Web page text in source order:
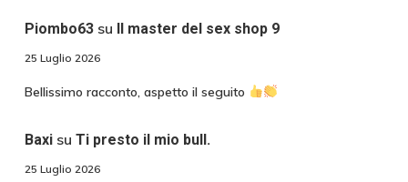
Piombo63su Il master del sex shop 9
25 Luglio 2026
Bellissimo racconto, aspetto il seguito
Baxisu Ti presto il mio bull.
25 Luglio 2026